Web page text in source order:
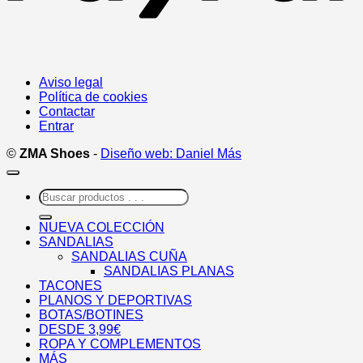
Aviso legal
Política de cookies
Contactar
Entrar
© ZMA Shoes - Diseño web: Daniel Más
Buscar
por:
NUEVA COLECCIÓN
SANDALIAS
SANDALIAS CUÑA
SANDALIAS PLANAS
TACONES
PLANOS Y DEPORTIVAS
BOTAS/BOTINES
DESDE 3,99€
ROPA Y COMPLEMENTOS
MÁS